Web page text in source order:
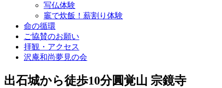
写仏体験
竈で炊飯！薪割り体験
命の循環
ご協賛のお願い
拝観・アクセス
沢庵和尚夢見の会
出石城から徒歩10分圓覚山 宗鏡寺